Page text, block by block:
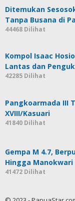
Ditemukan
Tanpa Busana di
44468 Dilihat
Kompol Isaac
Lantas dan
42285 Dilihat
Pangkoarmada III
XVIII/Kasuari
41840 Dilihat
Gempa M 4.7,
Hingga Manokwari
41472 Dilihat